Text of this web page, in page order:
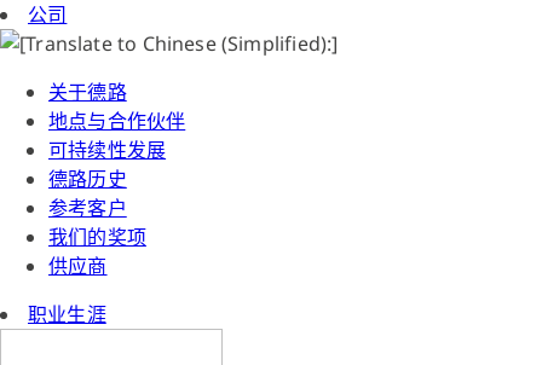
公司
关于德路
地点与合作伙伴
可持续性发展
德路历史
参考客户
我们的奖项
供应商
职业生涯